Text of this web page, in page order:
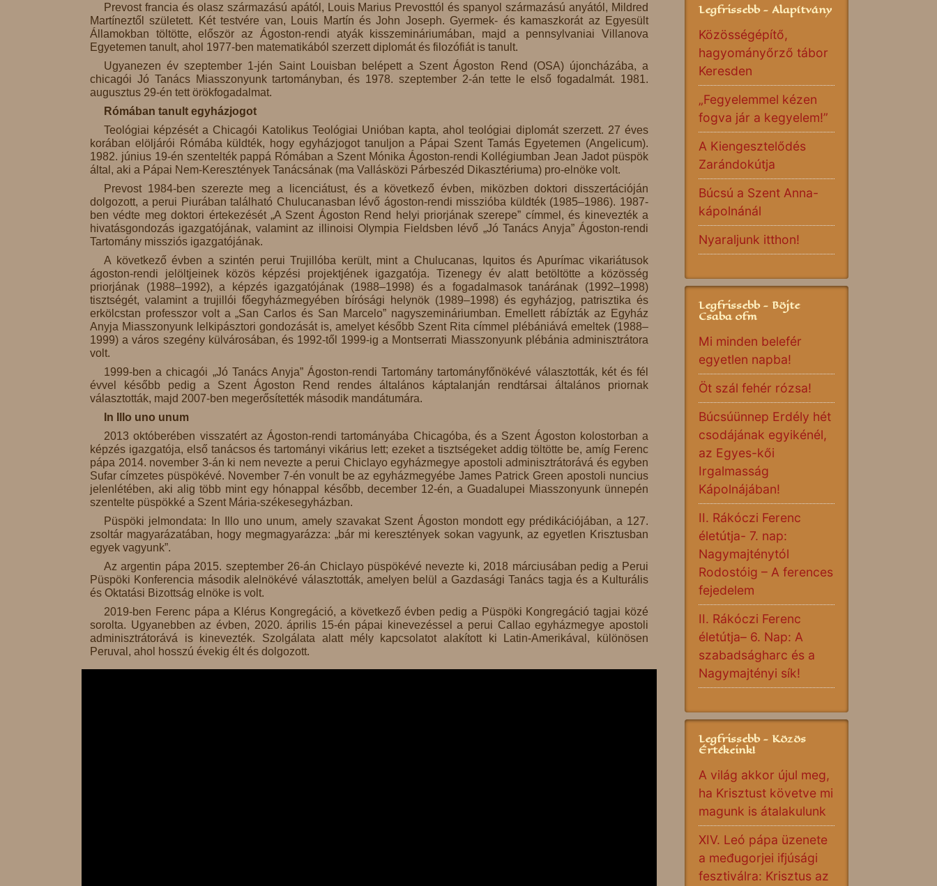
Prevost francia és olasz származású apától, Louis Marius Prevosttól és spanyol származású anyától, Mildred
Martíneztől született. Két testvére van, Louis Martín és John Joseph. Gyermek- és kamaszkorát az Egyesült
Államokban töltötte, először az Ágoston-rendi atyák kisszemináriumában, majd a pennsylvaniai Villanova
Egyetemen tanult, ahol 1977-ben matematikából szerzett diplomát és filozófiát is tanult.
Ugyanezen év szeptember 1-jén Saint Louisban belépett a Szent Ágoston Rend (OSA) újoncházába, a
chicagói Jó Tanács Miasszonyunk tartományban, és 1978. szeptember 2-án tette le első fogadalmát. 1981.
augusztus 29-én tett örökfogadalmat.
Rómában tanult egyházjogot
Teológiai képzését a Chicagói Katolikus Teológiai Unióban kapta, ahol teológiai diplomát szerzett. 27 éves
korában elöljárói Rómába küldték, hogy egyházjogot tanuljon a Pápai Szent Tamás Egyetemen (Angelicum).
1982. június 19-én szentelték pappá Rómában a Szent Mónika Ágoston-rendi Kollégiumban Jean Jadot püspök
által, aki a Pápai Nem-Keresztények Tanácsának (ma Vallásközi Párbeszéd Dikasztériuma) pro-elnöke volt.
Prevost 1984-ben szerezte meg a licenciátust, és a következő évben, miközben doktori disszertációján
dolgozott, a perui Piurában található Chulucanasban lévő ágoston-rendi misszióba küldték (1985–1986). 1987-
ben védte meg doktori értekezését „A Szent Ágoston Rend helyi priorjának szerepe” címmel, és kinevezték a
hivatásgondozás igazgatójának, valamint az illinoisi Olympia Fieldsben lévő „Jó Tanács Anyja” Ágoston-rendi
Tartomány missziós igazgatójának.
A következő évben a szintén perui Trujillóba került, mint a Chulucanas, Iquitos és Apurímac vikariátusok
ágoston-rendi jelöltjeinek közös képzési projektjének igazgatója. Tizenegy év alatt betöltötte a közösség
priorjának (1988–1992), a képzés igazgatójának (1988–1998) és a fogadalmasok tanárának (1992–1998)
tisztségét, valamint a trujillói főegyházmegyében bírósági helynök (1989–1998) és egyházjog, patrisztika és
erkölcstan professzor volt a „San Carlos és San Marcelo” nagyszemináriumban. Emellett rábízták az Egyház
Anyja Miasszonyunk lelkipásztori gondozását is, amelyet később Szent Rita címmel plébániává emeltek (1988–
1999) a város szegény külvárosában, és 1992-től 1999-ig a Montserrati Miasszonyunk plébánia adminisztrátora
volt.
1999-ben a chicagói „Jó Tanács Anyja” Ágoston-rendi Tartomány tartományfőnökévé választották, két és fél
évvel később pedig a Szent Ágoston Rend rendes általános káptalanján rendtársai általános priornak
választották, majd 2007-ben megerősítették második mandátumára.
In Illo uno unum
2013 októberében visszatért az Ágoston-rendi tartományába Chicagóba, és a Szent Ágoston kolostorban a
képzés igazgatója, első tanácsos és tartományi vikárius lett; ezeket a tisztségeket addig töltötte be, amíg Ferenc
pápa 2014. november 3-án ki nem nevezte a perui Chiclayo egyházmegye apostoli adminisztrátorává és egyben
Sufar címzetes püspökévé. November 7-én vonult be az egyházmegyébe James Patrick Green apostoli nuncius
jelenlétében, aki alig több mint egy hónappal később, december 12-én, a Guadalupei Miasszonyunk ünnepén
szentelte püspökké a Szent Mária-székesegyházban.
Püspöki jelmondata: In Illo uno unum, amely szavakat Szent Ágoston mondott egy prédikációjában, a 127.
zsoltár magyarázatában, hogy megmagyarázza: „bár mi keresztények sokan vagyunk, az egyetlen Krisztusban
egyek vagyunk”.
Az argentin pápa 2015. szeptember 26-án Chiclayo püspökévé nevezte ki, 2018 márciusában pedig a Perui
Püspöki Konferencia második alelnökévé választották, amelyen belül a Gazdasági Tanács tagja és a Kulturális
és Oktatási Bizottság elnöke is volt.
2019-ben Ferenc pápa a Klérus Kongregáció, a következő évben pedig a Püspöki Kongregáció tagjai közé
sorolta. Ugyanebben az évben, 2020. április 15-én pápai kinevezéssel a perui Callao egyházmegye apostoli
adminisztrátorává is kinevezték. Szolgálata alatt mély kapcsolatot alakított ki Latin-Amerikával, különösen
Peruval, ahol hosszú évekig élt és dolgozott.
Legfrissebb - Alapítvány
Közösségépítő,
hagyományőrző tábor
Keresden
„Fegyelemmel kézen
fogva jár a kegyelem!”
A Kiengesztelődés
Zarándokútja
Búcsú a Szent Anna-
kápolnánál
Nyaraljunk itthon!
Legfrissebb - Böjte
Csaba ofm
Mi minden belefér
egyetlen napba!
Öt szál fehér rózsa!
Búcsúünnep Erdély hét
csodájának egyikénél,
az Egyes-kői
Irgalmasság
Kápolnájában!
II. Rákóczi Ferenc
életútja- 7. nap:
Nagymajténytól
Rodostóig – A ferences
fejedelem
II. Rákóczi Ferenc
életútja– 6. Nap: A
szabadságharc és a
Nagymajtényi sík!
Legfrissebb - Közös
Értékeink!
A világ akkor újul meg,
ha Krisztust követve mi
magunk is átalakulunk
XIV. Leó pápa üzenete
a međugorjei ifjúsági
fesztiválra: Krisztus az